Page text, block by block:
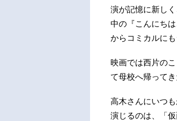
演が記憶に新し
中の『こんにち
からコミカルに
映画では西片の
て母校へ帰ってき
高木さんにいつ
演じるのは、「